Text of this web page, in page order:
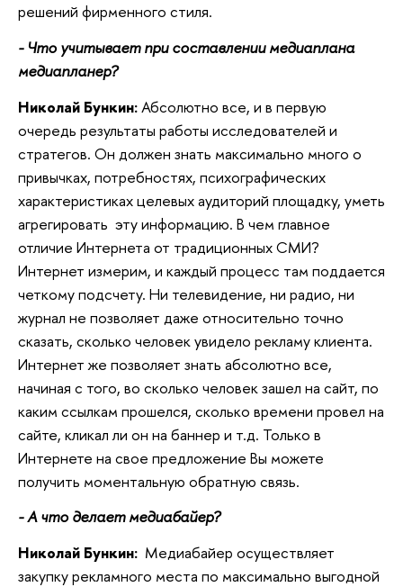
решений фирменного стиля.
- Что учитывает при составлении медиаплана
медиапланер?
Николай Бункин: Абсолютно все, и в первую
очередь результаты работы исследователей и
стратегов. Он должен знать максимально много о
привычках, потребностях, психографических
характеристиках целевых аудиторий площадку, уметь
агрегировать эту информацию. В чем главное
отличие Интернета от традиционных СМИ?
Интернет измерим, и каждый процесс там поддается
четкому подсчету. Ни телевидение, ни радио, ни
журнал не позволяет даже относительно точно
сказать, сколько человек увидело рекламу клиента.
Интернет же позволяет знать абсолютно все,
начиная с того, во сколько человек зашел на сайт, по
каким ссылкам прошелся, сколько времени провел на
сайте, кликал ли он на баннер и т.д. Только в
Интернете на свое предложение Вы можете
получить моментальную обратную связь.
- А что делает медиабайер?
Николай Бункин: Медиабайер осуществляет
закупку рекламного места по максимально выгодной